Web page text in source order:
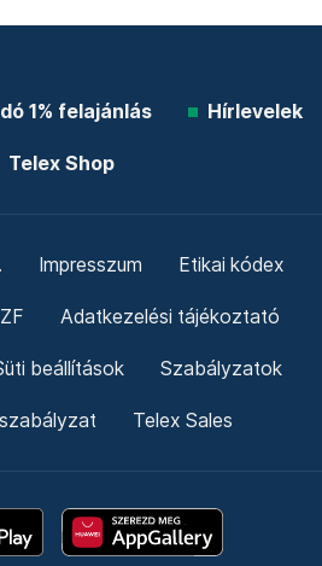
1% felajánlás Hírlevelek
Telex Shop
Impresszum Etikai kódex
Adatkezelési tájékoztató
beállítások Szabályzatok
Telex Sales